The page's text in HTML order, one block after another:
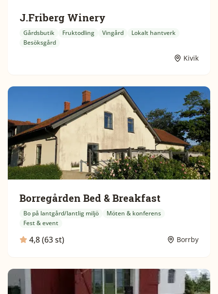
J.Friberg Winery
Gårdsbutik Fruktodling Vingård
Lokalt hantverk
Besöksgård
Kivik
Borregården Bed & Breakfast
Bo på lantgård/lantlig miljö
Möten & konferens
Fest & event
4,8 (63 st) Borrby